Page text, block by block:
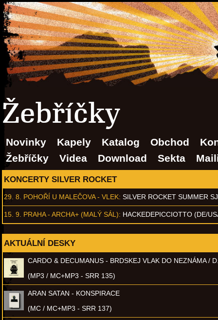
Žebříčky
Novinky Kapely Katalog Obchod
Žebříčky
Videa Download Sekta
KONCERTY SILVER ROCKET
29. 8. POHOŘÍ U MALEČOVA - VLEK: SILVER ROCKET SUMMER
15. 9. PRAHA - ARCHA+ (MALÝ SÁL): HACKEDEPICCIOTTO (DE/
AKTUÁLNÍ DESKY
CARDO & DECUMANUS - BRDSKEJ VLAK DO NEZNÁMA /
(MP3 / MC+MP3 - SRR 135)
ARAN SATAN - KONSPIRACE
(MC / MC+MP3 - SRR 137)